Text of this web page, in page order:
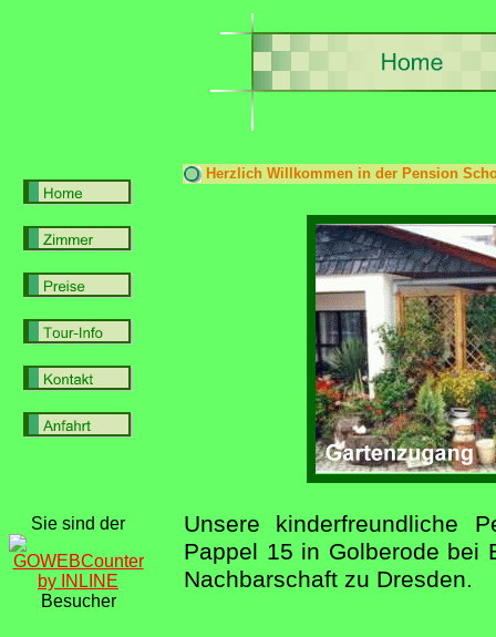
Sie sind der
Besucher
Herzlich Willkommen in der Pension
Unsere kinderfreundliche
Pappel 15 in Golberode bei
Nachbarschaft zu Dresden.